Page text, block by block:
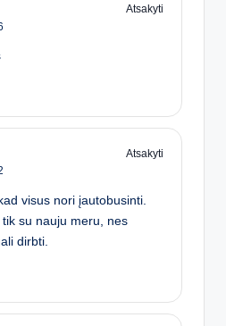
Atsakyti
Atsakyti
visus nori įautobusinti.
su nauju meru, nes
dirbti.